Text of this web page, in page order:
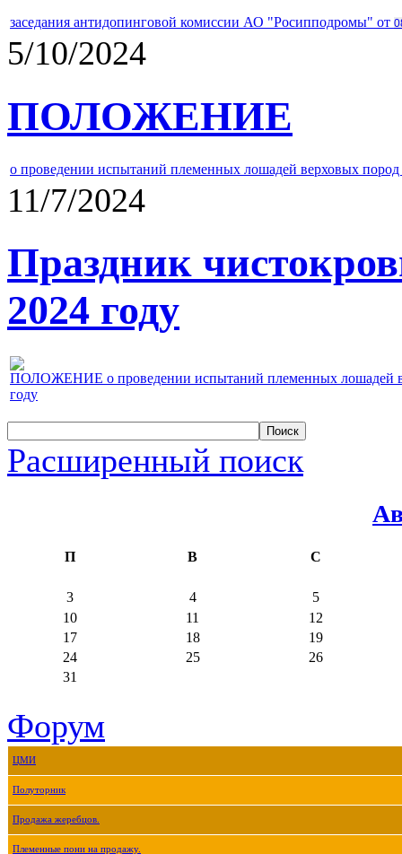
заседания антидопинговой комиссии АО "Росипподромы" от
5/10/2024
ПОЛОЖЕНИЕ
о проведении испытаний племенных лошадей верховых
11/7/2024
Праздник
2024 году
ПОЛОЖЕНИЕ о проведении испытаний племенных лошадей
году
Расширенный поиск
П В С
3 4
5
10
11
12
17
18
19
24
25
26
31
Форум
ЦМИ
Полуторник
Продажа жеребцов.
Племенные пони на продажу.